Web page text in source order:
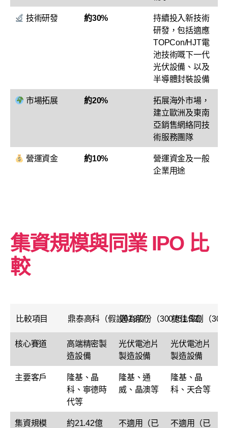
技術研發 約30%
持續投入新技術
研發，包括適應
TOPCon/HJT電
池技術嘅下一代
光伏設備、以及
半導體封裝設備
市場拓展 約20%
拓展海外市場，
建立歐洲及東南
亞銷售網絡同技
術服務團隊
營運資金 約10%
營運資金及一般
企業用途
集資規模與同業 IPO 比
較
比較項目 鼎泰高科（假設01377）邁為股份（300751.SZ）
捷佳偉創（
核心賽道
高端精密製
造設備
光伏電池片
製造設備
光伏電池片
製造設備
主要客戶
隆基、晶
科、寧德時
代等
隆基、通
威、晶澳等
隆基、晶
科、天合等
集資規模
約21.42億
不適用（已
不適用（已